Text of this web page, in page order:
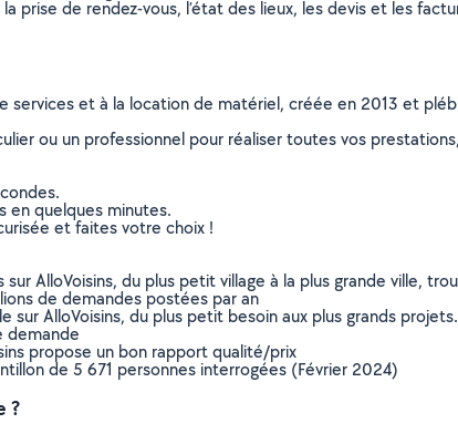
prise de rendez-vous, l’état des lieux, les devis et les
services et à la location de matériel, créée en 2013 et
ou un professionnel pour réaliser toutes vos
en quelques minutes.
et faites votre choix !
AlloVoisins, du plus petit village à la plus grande ville,
de demandes postées par an
AlloVoisins, du plus petit besoin aux plus grands projets.
demande
propose un bon rapport qualité/prix
de 5 671 personnes interrogées (Février 2024)
?